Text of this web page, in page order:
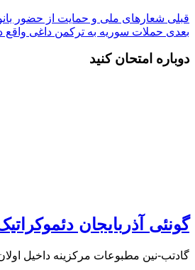
قبلی شعارهای ملی و حمایت از حضور
بعدی حملات سوریه به ترکمن داغی واقع
دوباره امتحان کنید
گونئی آذربایجان
گادتب-نین مطبوعات مرکزینه داخیل